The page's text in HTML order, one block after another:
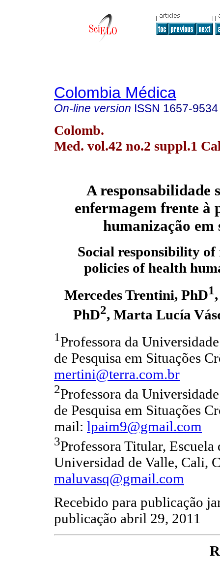
Colombia Médica
On-line version ISSN 1657-9534
Colomb.
Med. vol.42 no.2 suppl.1
A responsabilidade
enfermagem frente à
humanização em
Social responsibility
policies of health
Mercedes Trentini, PhD1
PhD2, Marta Lucía
1Professora da
de Pesquisa em Situações
mertini@terra.com.br
2Professora da
de Pesquisa em Situações
mail: lpaim9@gmail.com
3Professora Titular,
Universidad de Valle, Cali,
maluvasq@gmail.com
Recebido para publicação
publicação abril 29, 2011